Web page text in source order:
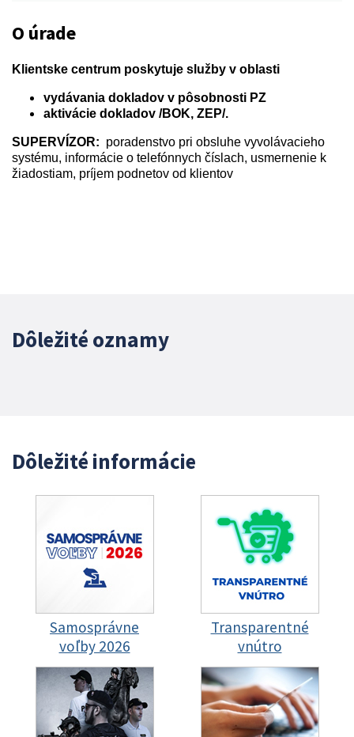
O úrade
Klientske centrum poskytuje služby v oblasti
vydávania dokladov v pôsobnosti PZ
aktivácie dokladov /BOK, ZEP/.
SUPERVÍZOR: poradenstvo pri obsluhe vyvolávacieho
systému, informácie o telefónnych číslach, usmernenie k
žiadostiam, príjem podnetov od klientov
Dôležité oznamy
Dôležité informácie
Samosprávne
voľby 2026
Transparentné
vnútro